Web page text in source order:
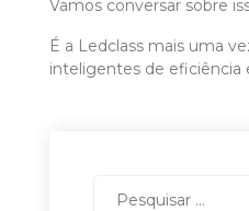
Vamos conversar sobre
É a Ledclass mais uma
inteligentes de eficiência